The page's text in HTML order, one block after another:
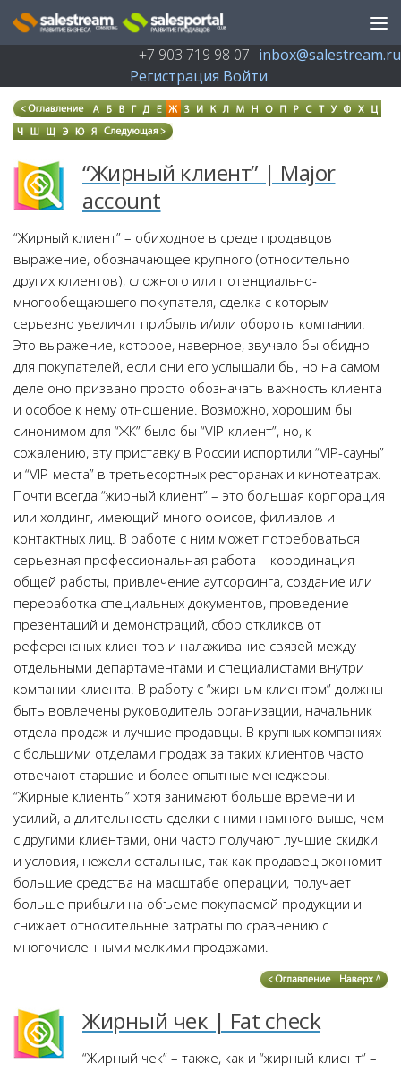
Перейти к содержимому
+7 903 719 98 07 inbox@salestream.ru
Регистрация Войти
“Жирный клиент” | Major
account
“Жирный клиент” – обиходное в среде продавцов
выражение, обозначающее крупного (относительно
других клиентов), сложного или потенциально-
многообещающего покупателя, сделка с которым
серьезно увеличит прибыль и/или обороты компании.
Это выражение, которое, наверное, звучало бы обидно
для покупателей, если они его услышали бы, но на самом
деле оно призвано просто обозначать важность клиента
и особое к нему отношение. Возможно, хорошим бы
синонимом для “ЖК” было бы “VIP-клиент”, но, к
сожалению, эту приставку в России испортили “VIP-сауны”
и “VIP-места” в третьесортных ресторанах и кинотеатрах.
Почти всегда “жирный клиент” – это большая корпорация
или холдинг, имеющий много офисов, филиалов и
контактных лиц. В работе с ним может потребоваться
серьезная профессиональная работа – координация
общей работы, привлечение аутсорсинга, создание или
переработка специальных документов, проведение
презентаций и демонстраций, сбор откликов от
референсных клиентов и налаживание связей между
отдельными департаментами и специалистами внутри
компании клиента. В работу с “жирным клиентом” должны
быть вовлечены руководитель организации, начальник
отдела продаж и лучшие продавцы. В крупных компаниях
с большими отделами продаж за таких клиентов часто
отвечают старшие и более опытные менеджеры.
“Жирные клиенты” хотя занимают больше времени и
усилий, а длительность сделки с ними намного выше, чем
с другими клиентами, они часто получают лучшие скидки
и условия, нежели остальные, так как продавец экономит
большие средства на масштабе операции, получает
больше прибыли на объеме покупаемой продукции и
снижает относительные затраты по сравнению с
многочисленными мелкими продажами.
Жирный чек | Fat check
“Жирный чек” – также, как и “жирный клиент” –